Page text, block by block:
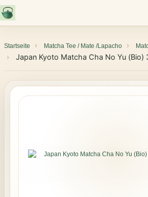
Startseite Matcha Tee / Mate /Lapacho
Japan Kyoto Matcha Cha No Yu (Bio)